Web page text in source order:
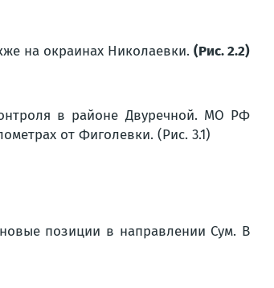
на окраинах Николаевки. (Рис. 2.2)
в районе Двуречной. МО РФ
от Фиголевки. (Рис. 3.1)
позиции в направлении Сум. В